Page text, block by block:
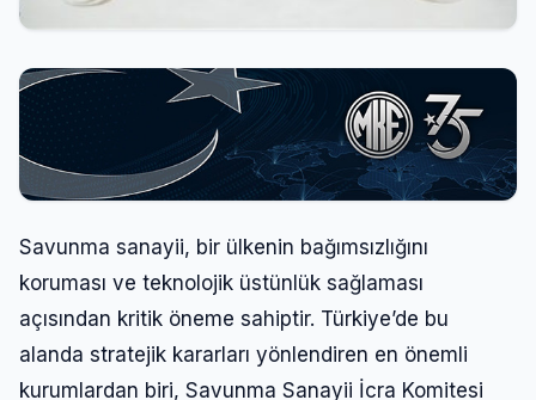
Savunma sanayii, bir ülkenin bağımsızlığını
koruması ve teknolojik üstünlük sağlaması
açısından kritik öneme sahiptir. Türkiye’de bu
alanda stratejik kararları yönlendiren en önemli
kurumlardan biri, Savunma Sanayii İcra Komitesi